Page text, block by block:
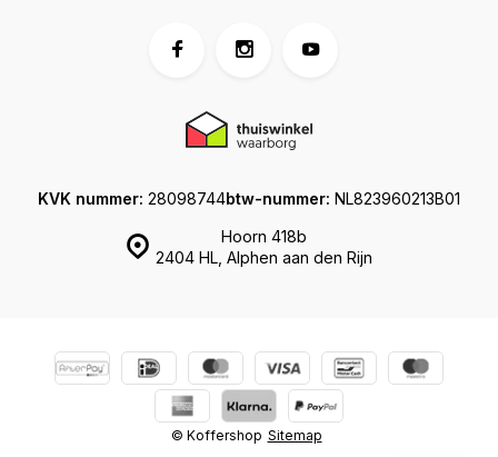
Hoorn 418b
2404 HL, Alphen aan den Rijn
KVK nummer: 28098744btw-nummer: NL823960213B01
© Koffershop Sitemap